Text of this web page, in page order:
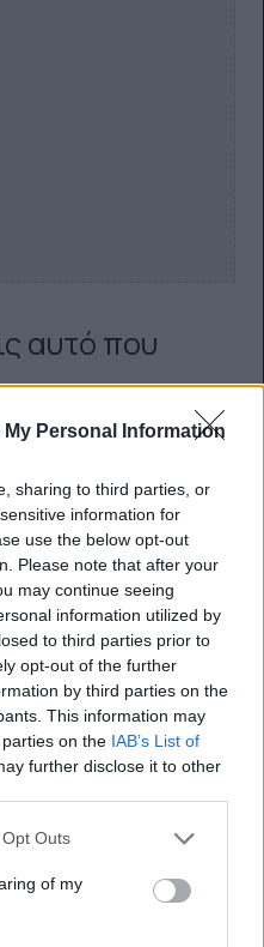
My Personal Information
sharing to third parties, or
information for
use the below opt-out
Please note that after your
may continue seeing
information utilized by
to third parties prior to
opt-out of the further
by third parties on the
This information may
on the IAB’s List of
further disclose it to other
Outs
of my
αυτό που
που δεν βοηθά το να
εμείς να
προκειμένου να μην
τον σύντροφό μας να
είναι να μικραίνουμε
που μας εκτιμούν
έρωτα
και τις συμπεριφορές
ίδιο ισχύει και εκεί.
grande
έναν φίλο που θα σε
εσύ θα του δίνεις το
παρέα τις τρέλες